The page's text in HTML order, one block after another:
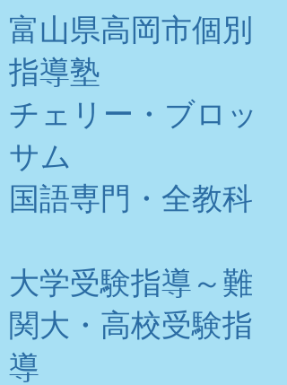
富山県高岡市個別
指導塾
チェリー・ブロッ
サム
​国語専門・全教科
大学受験指導～難
関大・高校受験指
導